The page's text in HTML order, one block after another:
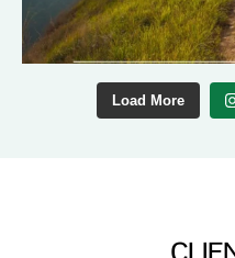
Load More